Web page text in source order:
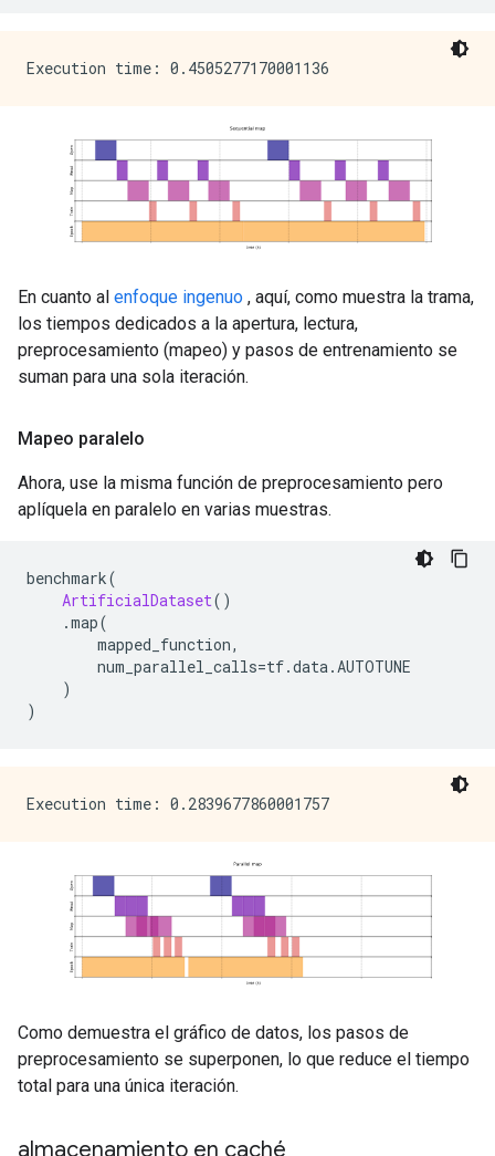
En cuanto al enfoque ingenuo , aquí, como muestra la trama,
los tiempos dedicados a la apertura, lectura,
preprocesamiento (mapeo) y pasos de entrenamiento se
suman para una sola iteración.
Mapeo paralelo
Ahora, use la misma función de preprocesamiento pero
aplíquela en paralelo en varias muestras.
benchmark(
ArtificialDataset()
.map(
mapped_function,
num_parallel_calls=tf.data.AUTOTUNE
)
)
Como demuestra el gráfico de datos, los pasos de
preprocesamiento se superponen, lo que reduce el tiempo
total para una única iteración.
almacenamiento en caché